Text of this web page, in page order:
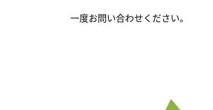
一度お問い合わせください。